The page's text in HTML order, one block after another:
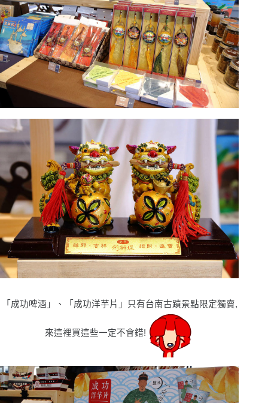
「成功啤酒」、「成功洋芋片」只有台南古蹟景點限定獨賣,
來這裡買這些一定不會錯!